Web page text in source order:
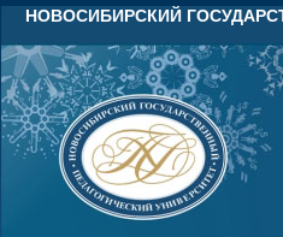
НОВОСИБИРСКИЙ